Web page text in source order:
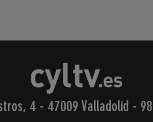
4 - 47009 Valladolid -